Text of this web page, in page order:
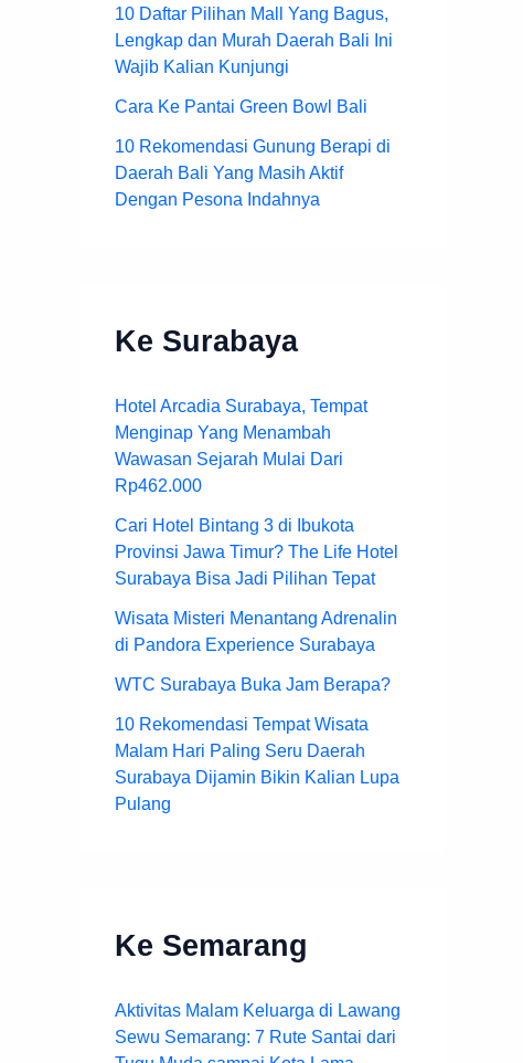
10 Daftar Pilihan Mall Yang Bagus,
Lengkap dan Murah Daerah Bali Ini
Wajib Kalian Kunjungi
Cara Ke Pantai Green Bowl Bali
10 Rekomendasi Gunung Berapi di
Daerah Bali Yang Masih Aktif
Dengan Pesona Indahnya
Ke Surabaya
Hotel Arcadia Surabaya, Tempat
Menginap Yang Menambah
Wawasan Sejarah Mulai Dari
Rp462.000
Cari Hotel Bintang 3 di Ibukota
Provinsi Jawa Timur? The Life Hotel
Surabaya Bisa Jadi Pilihan Tepat
Wisata Misteri Menantang Adrenalin
di Pandora Experience Surabaya
WTC Surabaya Buka Jam Berapa?
10 Rekomendasi Tempat Wisata
Malam Hari Paling Seru Daerah
Surabaya Dijamin Bikin Kalian Lupa
Pulang
Ke Semarang
Aktivitas Malam Keluarga di Lawang
Sewu Semarang: 7 Rute Santai dari